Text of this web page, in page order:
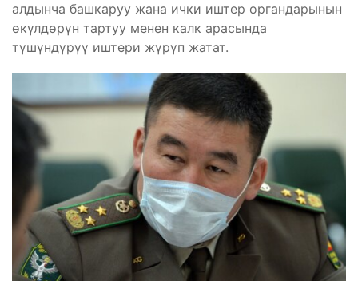
алдынча башкаруу жана ички иштер органдарынын
өкүлдөрүн тартуу менен калк арасында
түшүндүрүү иштери жүрүп жатат.